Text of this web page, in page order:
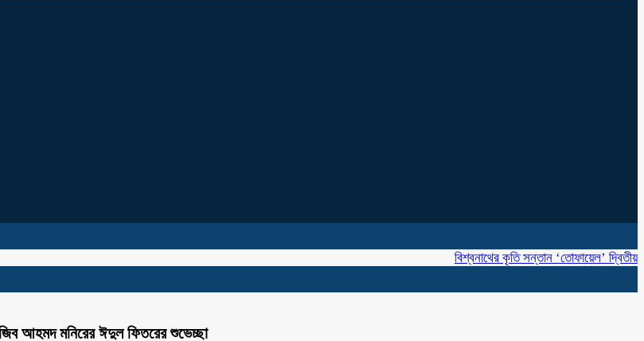
বিশ্বনাথের কৃতি সন্তান ‘তোফায়েল’ দ্বিতীয় বারের
আহমদ মনিরের ঈদুল ফিতরের শুভেচ্ছা